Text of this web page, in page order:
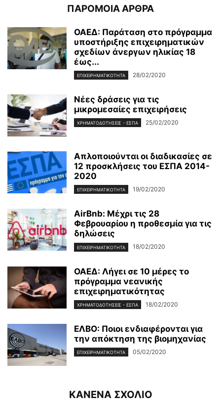
ΠΑΡΟΜΟΙΑ ΑΡΘΡΑ
ΟΑΕΔ: Παράταση στο πρόγραμμα
υποστήριξης επιχειρηματικών
σχεδίων άνεργων ηλικίας 18
έως...
ΕΠΙΧΕΙΡΗΜΑΤΙΚΌΤΗΤΑ 28/02/2020
Νέες δράσεις για τις
μικρομεσαίες επιχειρήσεις
ΧΡΗΜΑΤΟΔΟΤΉΣΕΙΣ - ΕΣΠΑ 25/02/2020
Απλοποιούνται οι διαδικασίες σε
12 προσκλήσεις του ΕΣΠΑ 2014-
2020
ΕΠΙΧΕΙΡΗΜΑΤΙΚΌΤΗΤΑ 19/02/2020
AirBnb: Μέχρι τις 28
Φεβρουαρίου η προθεσμία για τις
δηλώσεις
ΕΠΙΧΕΙΡΗΜΑΤΙΚΌΤΗΤΑ 18/02/2020
ΟΑΕΔ: Λήγει σε 10 μέρες το
πρόγραμμα νεανικής
επιχειρηματικότητας
ΧΡΗΜΑΤΟΔΟΤΉΣΕΙΣ - ΕΣΠΑ 18/02/2020
ΕΛΒΟ: Ποιοι ενδιαφέρονται για
την απόκτηση της βιομηχανίας
ΕΠΙΧΕΙΡΗΜΑΤΙΚΌΤΗΤΑ 05/02/2020
ΚΑΝΕΝΑ ΣΧΟΛΙΟ